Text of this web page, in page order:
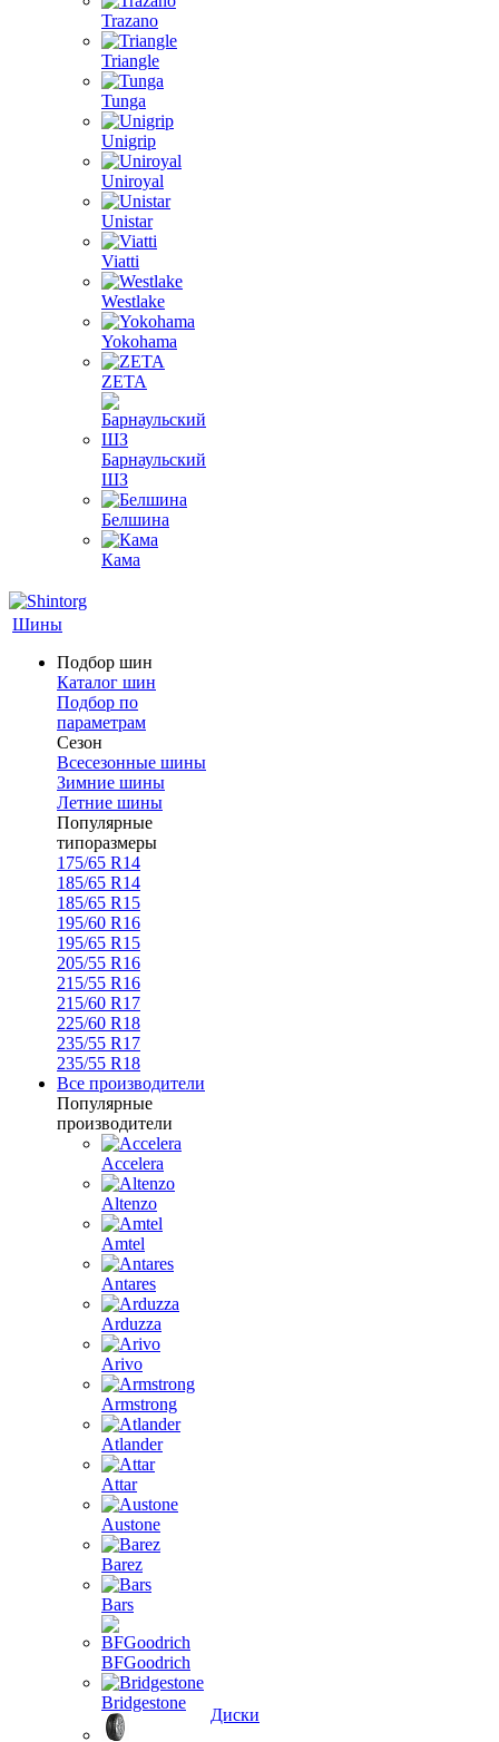
Trazano
Triangle
Tunga
Unigrip
Uniroyal
Unistar
Viatti
Westlake
Yokohama
ZETA
Барнаульский
ШЗ
Белшина
Кама
Шины
Подбор шин
Каталог шин
Подбор по
параметрам
Сезон
Всесезонные шины
Зимние шины
Летние шины
Популярные
типоразмеры
175/65 R14
185/65 R14
185/65 R15
195/60 R16
195/65 R15
205/55 R16
215/55 R16
215/60 R17
225/60 R18
235/55 R17
235/55 R18
Все производители
Популярные
производители
Accelera
Altenzo
Amtel
Antares
Arduzza
Arivo
Armstrong
Atlander
Attar
Austone
Barez
Bars
BFGoodrich
Bridgestone
Диски